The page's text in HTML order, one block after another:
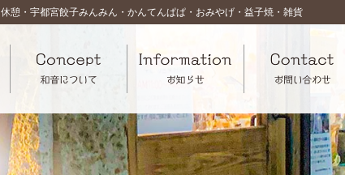
休憩・宇都宮餃子みんみん・かんてんぱぱ・おみやげ・益子焼・雑貨